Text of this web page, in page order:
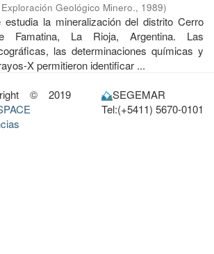
Geológico Minero., 1989)
la mineralización del distrito Cerro
Famatina, La Rioja, Argentina. Las
las determinaciones químicas y
X permitieron identificar ...
© 2019
SEGEMAR
Tel:(+5411) 5670-0101